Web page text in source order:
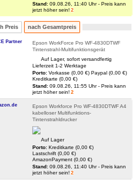
Stand: 09.08.26, 11:40 Uhr - Preis kann
jetzt höher sein! 2
Preis nach Gesamtpreis
Partner
Epson WorkForce Pro WF-4830DTWF
Tintenstrahl-Multifunktionsgerät
Auf Lager, sofort versandfertig
Lieferzeit 1-2 Werktage
Porto: Vorkasse (0,00 €) Paypal (0,00 €)
Kreditkarte (0,00 €)
Stand: 09.08.26, 11:55 Uhr - Preis kann
jetzt höher sein! 2
Epson Workforce Pro WF-4830DTWF A4
kabelloser Multifunktions-
Tintenstrahldrucker
Auf Lager
Porto: Kreditkarte (0,00 €)
Lastschrift (0,00 €)
AmazonPayment (0,00 €)
Stand: 09.08.26, 11:40 Uhr - Preis kann
jetzt höher sein! 2